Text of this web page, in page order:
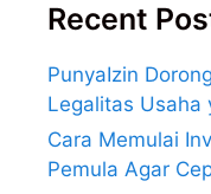
Recent
PunyaIzin
Legalitas Usaha
Cara Memulai
Pemula Agar